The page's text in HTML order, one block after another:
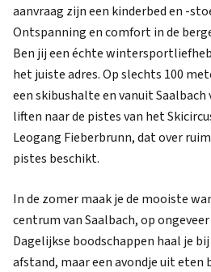
aanvraag zijn een kinderbed en -
Ontspanning en comfort in de
Ben jij een échte
het juiste adres. Op slechts 100
een skibushalte en vanuit
liften naar de pistes van het
Leogang Fieberbrunn, dat over
pistes beschikt.
In de zomer maak je de mooiste
centrum van Saalbach, op
Dagelijkse boodschappen haal je
afstand, maar een avondje uit eten